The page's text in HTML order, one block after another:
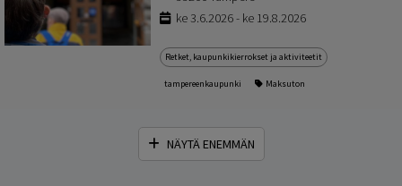
ke 3.6.2026 - ke 19.8.2026
Retket, kaupunkikierrokset ja aktiviteetit
tampereenkaupunki Maksuton
NÄYTÄ ENEMMÄN